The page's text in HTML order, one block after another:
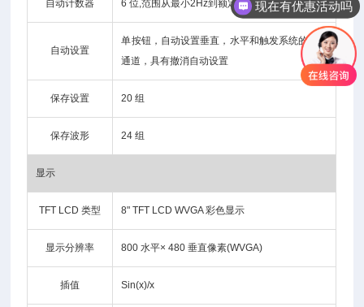
自动计数器 6 位,范围从最小2Hz到额定带宽
自动设置
单按钮，自动设置垂直，水平和触发系统的所有
通道，具有撤消自动设置
保存设置 20 组
保存波形 24 组
显示
TFT LCD 类型 8" TFT LCD WVGA 彩色显示
显示分辨率 800 水平× 480 垂直像素(WVGA)
插值 Sin(x)/x
现在有优惠活动吗